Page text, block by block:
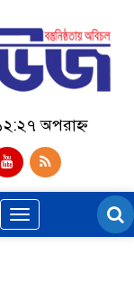
অপরাহ্ন
Toggle
navigation